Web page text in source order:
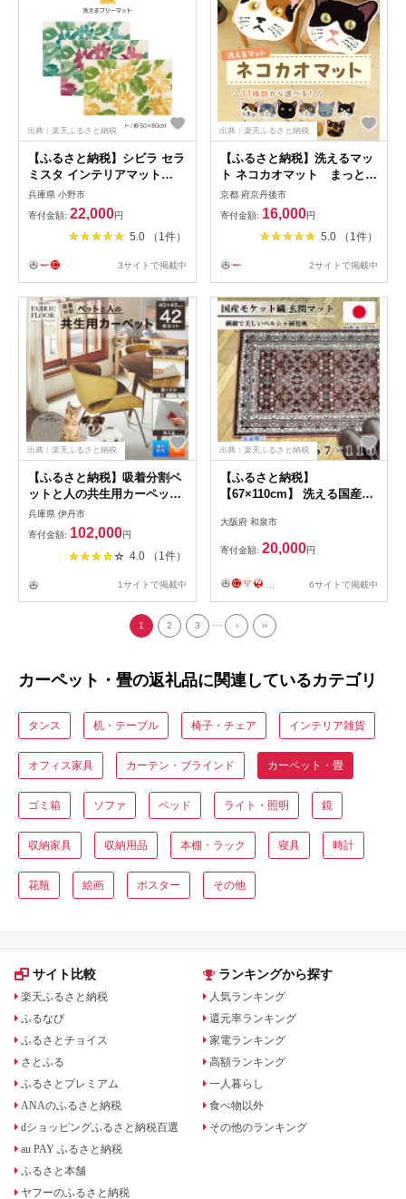
出典：楽天ふるさと納税
【ふるさと納税】シビラ セラ
ミスタ インテリアマット
（約50×80cm）【選べるカラ
ー3色】 スペイン発 ブランド
水彩タッチ 洗える ボリュー
ム 軽量 ふんわり 手触り 洗濯
兵庫県 小野市
寄付金額: 22,000円
5.0 （1件）
3サイトで掲載中
出典：楽天ふるさと納税
【ふるさと納税】洗えるマッ
ト ネコカオマット まっと
座椅子マット 動物 アニマル
ペット 生活用品 日用品 生活
雑貨 インテリア 国産 日本製
住江織物 スミノエ 高品質 京
プレゼント ギフト neko 猫
京都 府京丹後市
寄付金額: 16,000円
5.0 （1件）
2サイトで掲載中
出典：楽天ふるさと納税
【ふるさと納税】吸着分割ペ
ットと人の共生用カーペット
6.72平方メートル
（40×40cm 42枚セット）＜
サンドグレー＞ 【 インテリ
ア 洗える ズレない 抜毛簡易
肢疲労軽減 爪掛防止 】
兵庫県 伊丹市
寄付金額: 102,000円
4.0 （1件）
1サイトで掲載中
出典：楽天ふるさと納税
【ふるさと納税】
【67×110cm】 洗える国産モ
(ポーロ67×110RO)
【1496951】
大阪府 和泉市
寄付金額: 20,000円
... 6サイトで掲載中
1 2 3 ... › ››
カーペット・畳の返礼品に関連しているカテゴリ
タンス 机・テーブル 椅子・チェア インテリア雑貨
オフィス家具 カーテン・ブラインド カーペット・畳
ゴミ箱 ソファ ベッド ライト・照明 鏡
収納家具 収納用品 本棚・ラック 寝具 時計
花瓶 絵画 ポスター その他
サイト比較
楽天ふるさと納税
ふるなび
ふるさとチョイス
さとふる
ふるさとプレミアム
ANAのふるさと納税
dショッピングふるさと納税百選
au PAY ふるさと納税
ふるさと本舗
ヤフーのふるさと納税
ランキングから探す
人気ランキング
還元率ランキング
家電ランキング
高額ランキング
一人暮らし
食べ物以外
その他のランキング